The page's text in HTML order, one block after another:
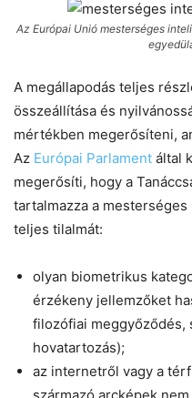
Az Európai Unió mesterséges
A megállapodás teljes
összeállítása és
mértékben megerősíteni,
Az Európai Parlament által
megerősíti, hogy a
tartalmazza a
teljes tilalmát:
olyan biometrikus
érzékeny jellemzőket
filozófiai meggyőződés,
hovatartozás);
az internetről vagy a